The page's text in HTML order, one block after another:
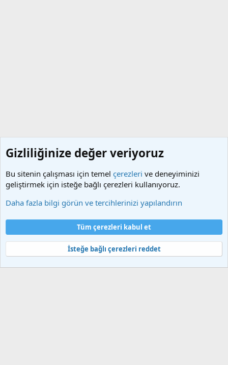
Şartlar ve kurallar
Gizlilik politikası
Yardım
Ana sayfa
S
S
Community platform by XenForo® © 2010-2025 XenForo Ltd.
Gizliliğinize değer veriyoruz
Bu sitenin çalışması için temel çerezleri ve deneyiminizi
geliştirmek için isteğe bağlı çerezleri kullanıyoruz.
Daha fazla bilgi görün ve tercihlerinizi yapılandırın
Tüm çerezleri kabul et
İsteğe bağlı çerezleri reddet